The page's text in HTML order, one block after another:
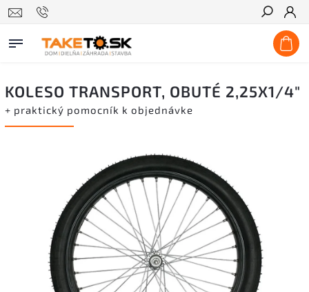
Hľadať
KOLESO TRANSPORT, OBUTÉ 2,25X1/4"
+ praktický pomocník k objednávke